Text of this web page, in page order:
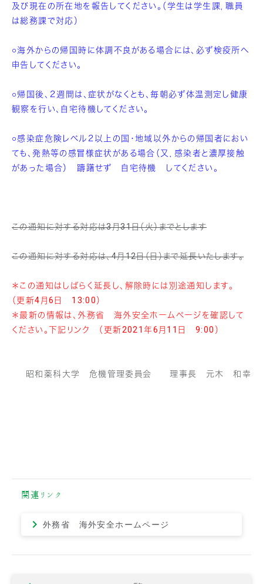
及び現在の所在地を報告してください。（学生は学生課，職員
は総務課で対応）
○海外からの帰国時に体調不良がある場合には、必ず検疫所へ
申告してください。
○帰国後、２週間は、症状がなくとも、毎朝必ず体温測定し健康
観察を行い、自宅待機してください。
○感染症危険レベル２以上の国・地域以外からの帰国者におい
ても、発熱等の感冒様症状がある場合（又，感染者と濃厚接触
があった場合） 躊躇せず 自宅待機 してください。
この通知に対する対応は3月31日（火）までとします
この通知に対する対応は、4月12日（日）まで延長いたします。
＊この通知はしばらく延長し、解除時には別途通知します。
（更新4月6日 13:00）
＊最新の情報は、外務省 海外安全ホームページを確認して
ください。下記リンク （更新2021年6月11日 9:00）
昭和薬科大学 危機管理委員会 理事長 元木 和幸
関連リンク
外務省 海外安全ホームページ